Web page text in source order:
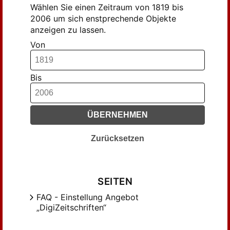
Geiselmann, Josef Rupert (860)
Ginzel (318)
Graf, Anton (267)
Greinacher, Norbert (310)
Groß, Walter (384)
Hagen, August (300)
Hefele (1677)
Hefele, Karl Joseph (1965)
Herbst (236)
Hofmeister, Philipp (217)
Hufnagel, Alfons (202)
Hünermann, Peter (279)
Wählen Sie einen Zeitraum von 1819 bis
2006 um sich enstprechende Objekte
anzeigen zu lassen.
Von
Bis
ÜBERNEHMEN
Zurücksetzen
SEITEN
FAQ - Einstellung Angebot
„DigiZeitschriften“